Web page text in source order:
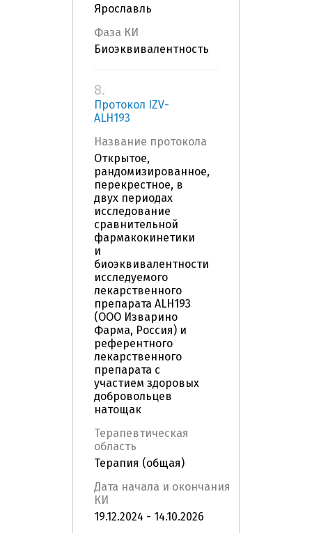
Ярославль
Фаза КИ
Биоэквивалентность
8.
Протокол IZV-
ALH193
Название протокола
Открытое,
рандомизированное,
перекрестное, в
двух периодах
исследование
сравнительной
фармакокинетики
и
биоэквивалентности
исследуемого
лекарственного
препарата ALH193
(ООО Изварино
Фарма, Россия) и
референтного
лекарственного
препарата с
участием здоровых
добровольцев
натощак
Терапевтическая
область
Терапия (общая)
Дата начала и окончания
КИ
19.12.2024 - 14.10.2026